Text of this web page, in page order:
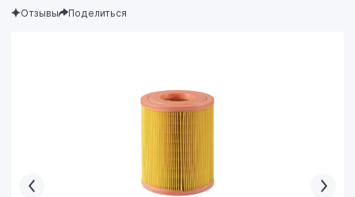
Отзывы Поделиться